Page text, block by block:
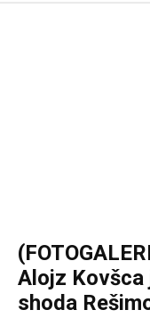
Alojz Kovšca
shoda